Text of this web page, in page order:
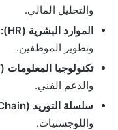
والتحليل المالي.
الموارد البشرية (HR):
وتطوير الموظفين.
تكنولوجيا المعلومات (IT):
والدعم الفني.
سلسلة التوريد (Supply Chain):
واللوجستيات.